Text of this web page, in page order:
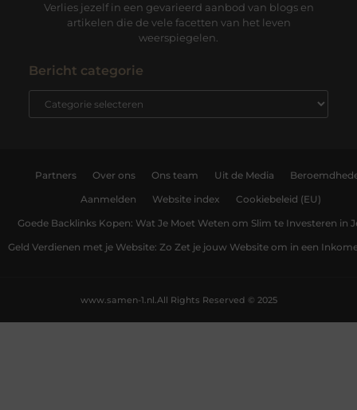
Verlies jezelf in een gevarieerd aanbod van blogs en
artikelen die de vele facetten van het leven
weerspiegelen.
Bericht categorie
Partners Over ons Ons team Uit de Media
Aanmelden Website index Cookiebeleid (EU)
Goede Backlinks Kopen: Wat Je Moet Weten om Slim te Investeren in
Geld Verdienen met je Website: Zo Zet je jouw Website om in een
All Rights Reserved © 2025
www.samen-1.nl.